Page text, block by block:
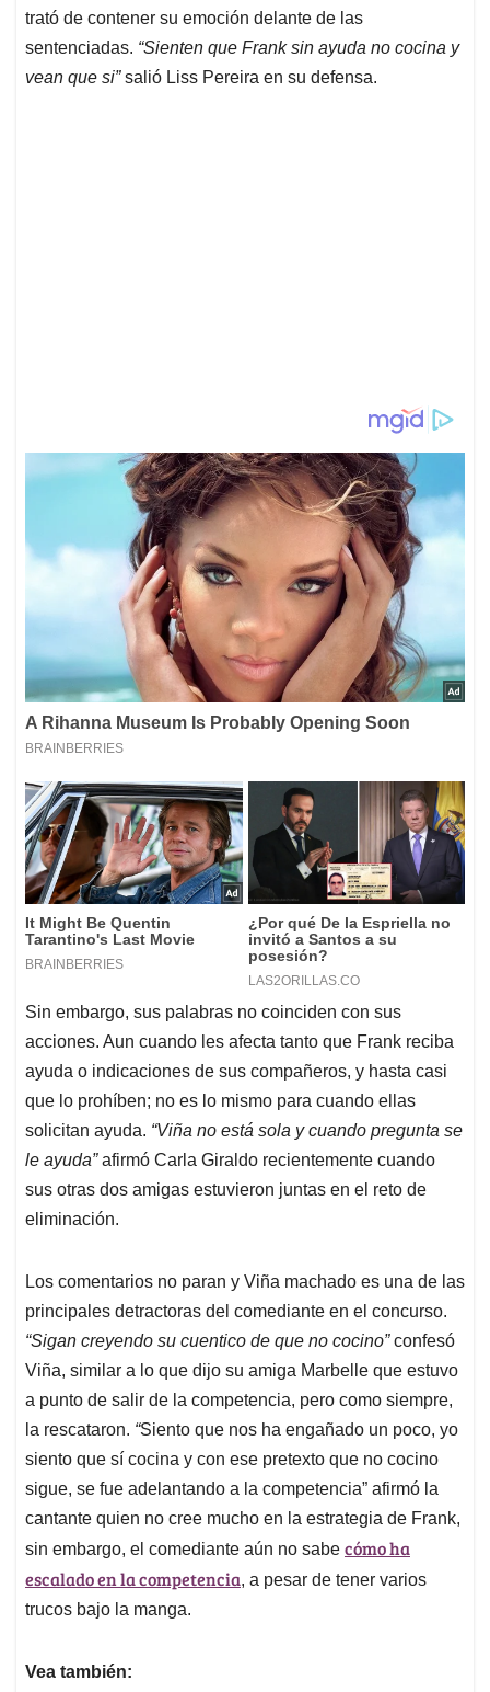
trató de contener su emoción delante de las
sentenciadas. “Sienten que Frank sin ayuda no cocina y
vean que si”salió Liss Pereira en su defensa.
Sin embargo, sus palabras no coinciden con sus
acciones. Aun cuando les afecta tanto que Frank reciba
ayuda o indicaciones de sus compañeros, y hasta casi
que lo prohíben; no es lo mismo para cuando ellas
solicitan ayuda. “Viña no está sola y cuando pregunta se
le ayuda”afirmó Carla Giraldo recientemente cuando
sus otras dos amigas estuvieron juntas en el reto de
eliminación.
Los comentarios no paran y Viña machado es una de las
principales detractoras del comediante en el concurso.
“Sigan creyendo su cuentico de que no cocino”confesó
Viña, similar a lo que dijo su amiga Marbelle que estuvo
a punto de salir de la competencia, pero como siempre,
la rescataron. “Siento que nos ha engañado un poco, yo
siento que sí cocina y con ese pretexto que no cocino
sigue, se fue adelantando a la competencia” afirmó la
cantante quien no cree mucho en la estrategia de Frank,
sin embargo, el comediante aún no sabe cómo ha
escalado en la competencia, a pesar de tener varios
trucos bajo la manga.
Vea también: